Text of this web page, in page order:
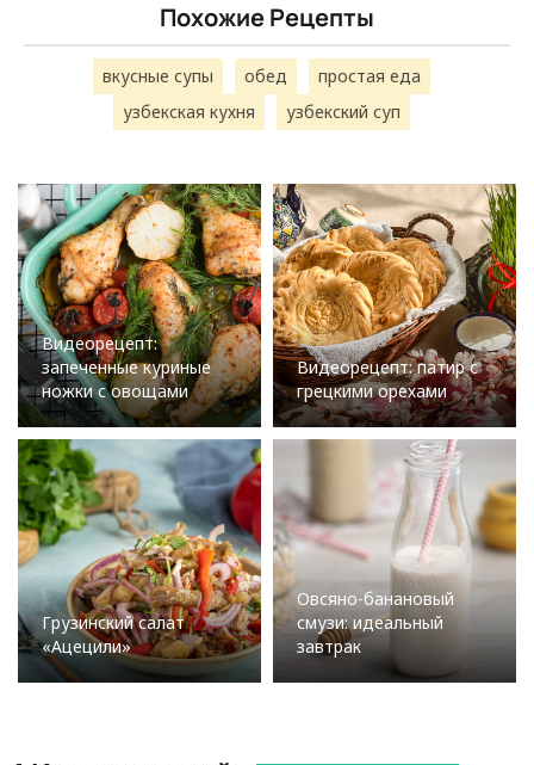
Похожие Рецепты
вкусные супы обед
простая еда
узбекская кухня
узбекский суп
Видеорецепт:
запеченные куриные
ножки с овощами
Видеорецепт: патир с
грецкими орехами
Грузинский салат
«Ацецили»
Овсяно-банановый
смузи: идеальный
завтрак